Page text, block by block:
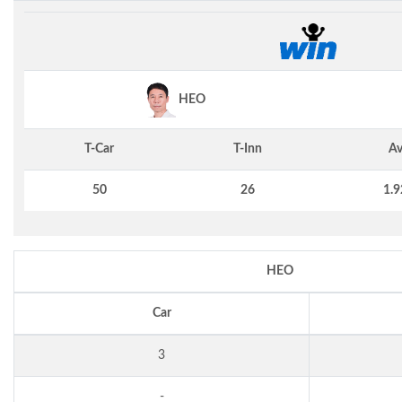
HEO
T-Car T-Inn
50 26
HEO
Car
3
-